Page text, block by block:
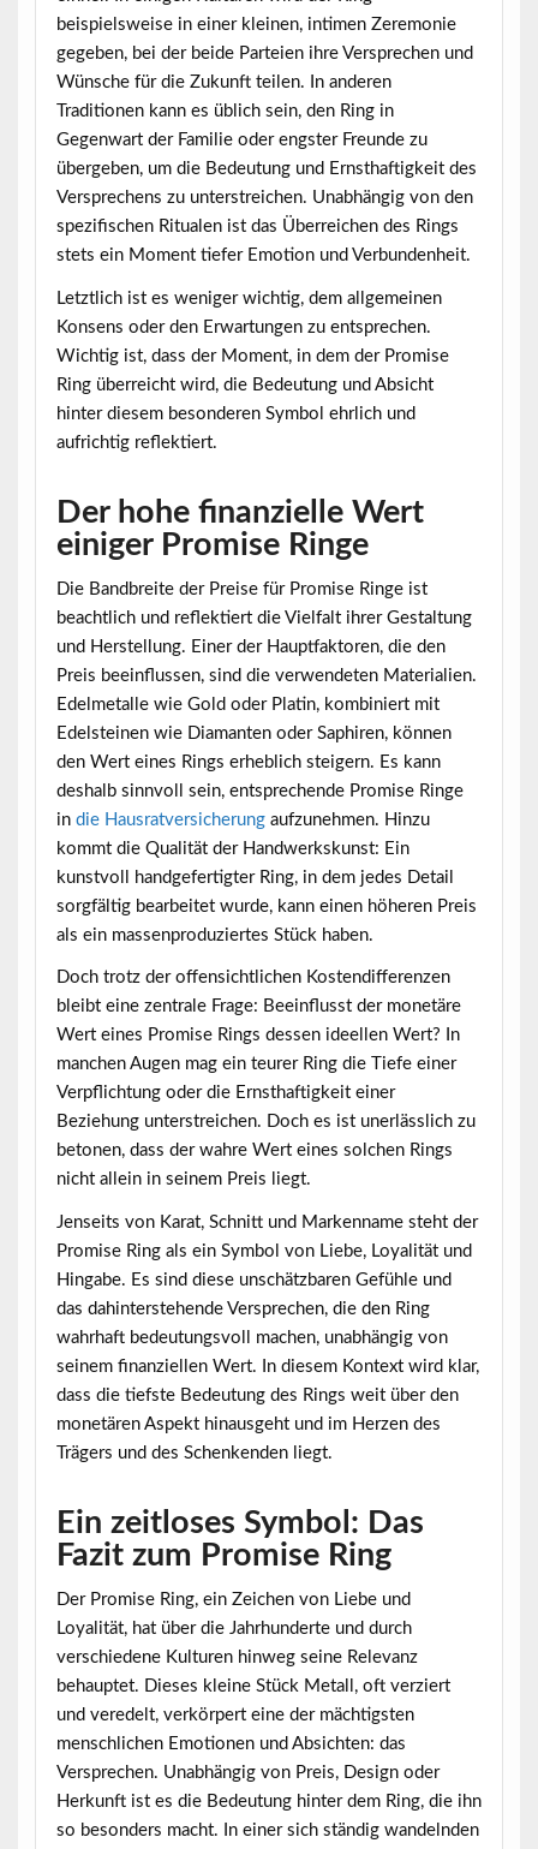
beispielsweise in einer kleinen, intimen Zeremonie
gegeben, bei der beide Parteien ihre Versprechen und
Wünsche für die Zukunft teilen. In anderen
Traditionen kann es üblich sein, den Ring in
Gegenwart der Familie oder engster Freunde zu
übergeben, um die Bedeutung und Ernsthaftigkeit des
Versprechens zu unterstreichen. Unabhängig von den
spezifischen Ritualen ist das Überreichen des Rings
stets ein Moment tiefer Emotion und Verbundenheit.
Letztlich ist es weniger wichtig, dem allgemeinen
Konsens oder den Erwartungen zu entsprechen.
Wichtig ist, dass der Moment, in dem der Promise
Ring überreicht wird, die Bedeutung und Absicht
hinter diesem besonderen Symbol ehrlich und
aufrichtig reflektiert.
Der hohe finanzielle Wert
einiger Promise Ringe
Die Bandbreite der Preise für Promise Ringe ist
beachtlich und reflektiert die Vielfalt ihrer Gestaltung
und Herstellung. Einer der Hauptfaktoren, die den
Preis beeinflussen, sind die verwendeten Materialien.
Edelmetalle wie Gold oder Platin, kombiniert mit
Edelsteinen wie Diamanten oder Saphiren, können
den Wert eines Rings erheblich steigern. Es kann
deshalb sinnvoll sein, entsprechende Promise Ringe
in die Hausratversicherungaufzunehmen. Hinzu
kommt die Qualität der Handwerkskunst: Ein
kunstvoll handgefertigter Ring, in dem jedes Detail
sorgfältig bearbeitet wurde, kann einen höheren Preis
als ein massenproduziertes Stück haben.
Doch trotz der offensichtlichen Kostendifferenzen
bleibt eine zentrale Frage: Beeinflusst der monetäre
Wert eines Promise Rings dessen ideellen Wert? In
manchen Augen mag ein teurer Ring die Tiefe einer
Verpflichtung oder die Ernsthaftigkeit einer
Beziehung unterstreichen. Doch es ist unerlässlich zu
betonen, dass der wahre Wert eines solchen Rings
nicht allein in seinem Preis liegt.
Jenseits von Karat, Schnitt und Markenname steht der
Promise Ring als ein Symbol von Liebe, Loyalität und
Hingabe. Es sind diese unschätzbaren Gefühle und
das dahinterstehende Versprechen, die den Ring
wahrhaft bedeutungsvoll machen, unabhängig von
seinem finanziellen Wert. In diesem Kontext wird klar,
dass die tiefste Bedeutung des Rings weit über den
monetären Aspekt hinausgeht und im Herzen des
Trägers und des Schenkenden liegt.
Ein zeitloses Symbol: Das
Fazit zum Promise Ring
Der Promise Ring, ein Zeichen von Liebe und
Loyalität, hat über die Jahrhunderte und durch
verschiedene Kulturen hinweg seine Relevanz
behauptet. Dieses kleine Stück Metall, oft verziert
und veredelt, verkörpert eine der mächtigsten
menschlichen Emotionen und Absichten: das
Versprechen. Unabhängig von Preis, Design oder
Herkunft ist es die Bedeutung hinter dem Ring, die ihn
so besonders macht. In einer sich ständig wandelnden